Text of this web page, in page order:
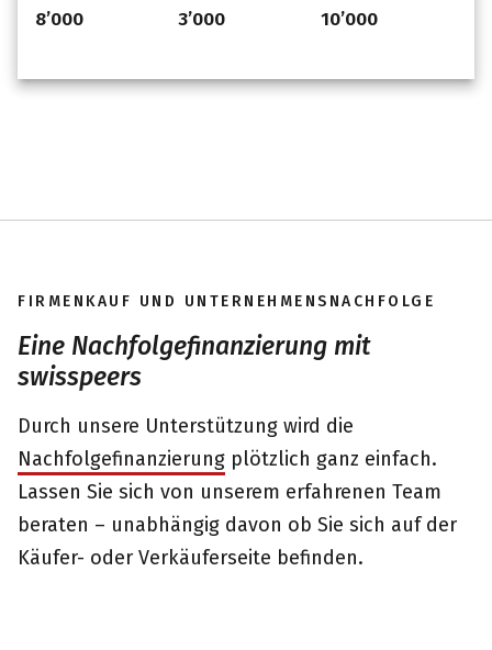
8’000 3’000 10’000
FIRMENKAUF UND UNTERNEHMENSNACHFOLGE
Eine Nachfolgefinanzierung mit
swisspeers
Durch unsere Unterstützung wird die
Nachfolgefinanzierung plötzlich ganz einfach.
Lassen Sie sich von unserem erfahrenen Team
beraten – unabhängig davon ob Sie sich auf der
Käufer- oder Verkäuferseite befinden.